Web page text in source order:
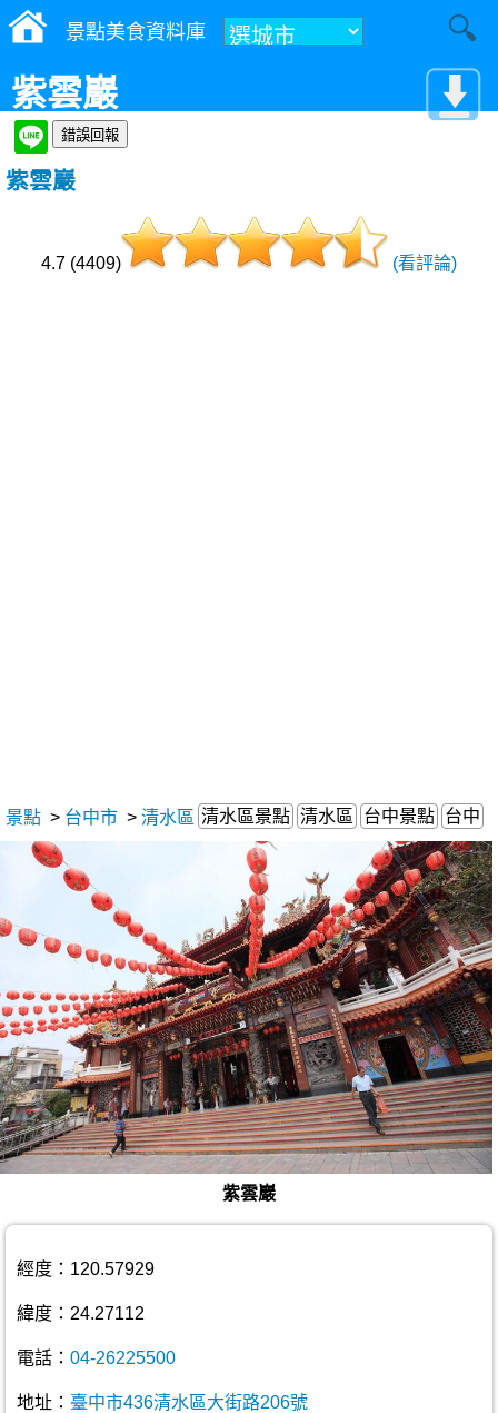
景點美食資料庫
紫雲巖
紫雲巖
4.7 (4409) (看評論)
景點 > 台中市 > 清水區 清水區景點 清水區 台中景點 台中
紫雲巖
經度：120.57929
緯度：24.27112
電話： 04-26225500
地址： 臺中市436清水區大街路206號